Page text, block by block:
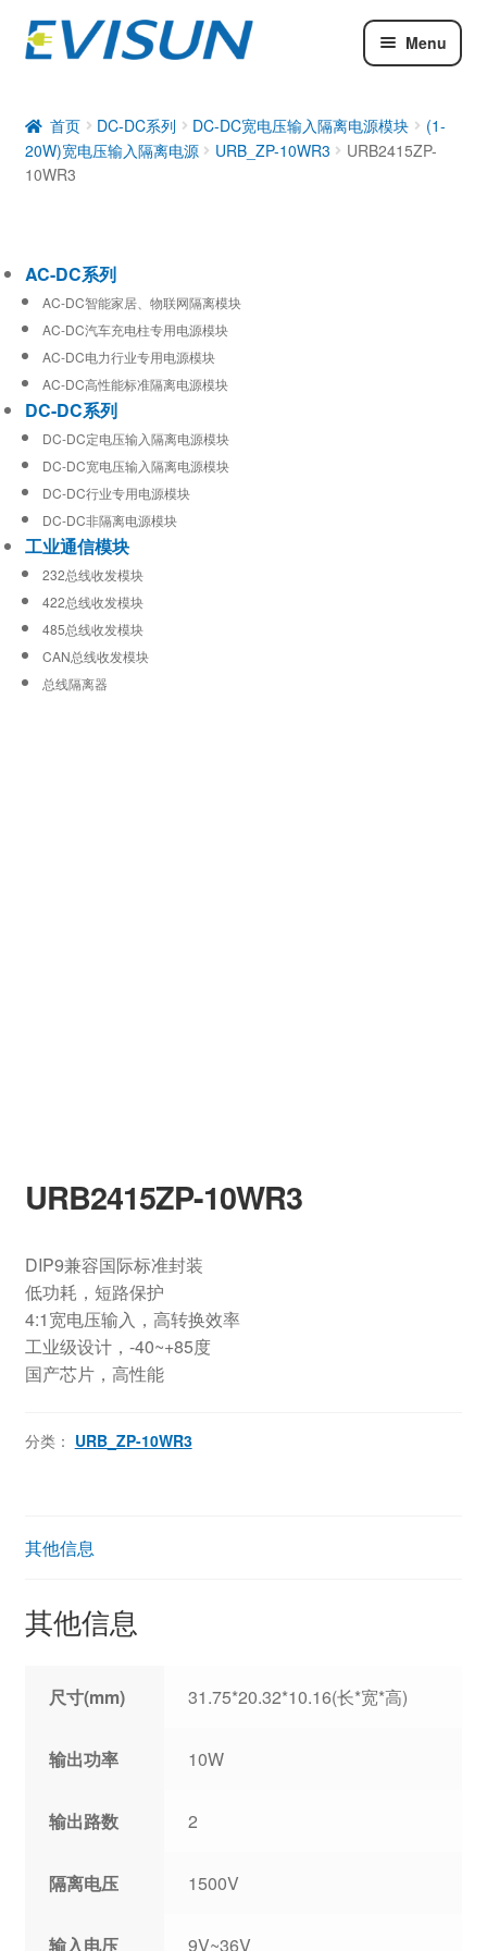
Menu
DC-DC系列
工业通信模块
首页 DC-DC系列 DC-DC宽电压输入隔离电源模块
(1-
20W)宽电压输入隔离电源
URB_ZP-10WR3
URB2415ZP-
10WR3
URB2415ZP-10WR3
DIP9兼容国际标准封装
低功耗，短路保护
4:1宽电压输入，高转换效率
工业级设计，-40~+85度
国产芯片，高性能
分类： URB_ZP-10WR3
其他信息
其他信息
尺寸(mm) 31.75*20.32*10.16(长*宽*高)
输出功率 10W
输出路数 2
隔离电压 1500V
输入电压 9V~36V
AC-DC系列
AC-DC智能家居、物联网隔离模块
AC-DC汽车充电柱专用电源模块
AC-DC电力行业专用电源模块
AC-DC高性能标准隔离电源模块
DC-DC系列
DC-DC定电压输入隔离电源模块
DC-DC宽电压输入隔离电源模块
DC-DC行业专用电源模块
DC-DC非隔离电源模块
工业通信模块
232总线收发模块
422总线收发模块
485总线收发模块
CAN总线收发模块
总线隔离器